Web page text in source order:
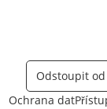
Odstoupit
Ochrana dat